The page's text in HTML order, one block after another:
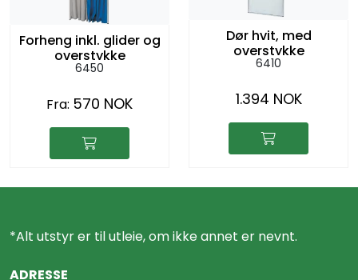
Forheng inkl. glider og
overstykke
6450
Fra: 570 NOK
Dør hvit, med
overstykke
6410
1.394 NOK
*Alt utstyr er til utleie, om ikke annet er nevnt.
ADRESSE